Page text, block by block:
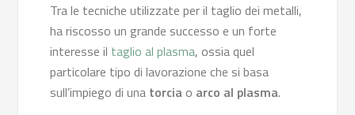
Tra le tecniche utilizzate per il taglio dei metalli,
ha riscosso un grande successo e un forte
interesse il taglio al plasma, ossia quel
particolare tipo di lavorazione che si basa
sull’impiego di una torciao arco al plasma.